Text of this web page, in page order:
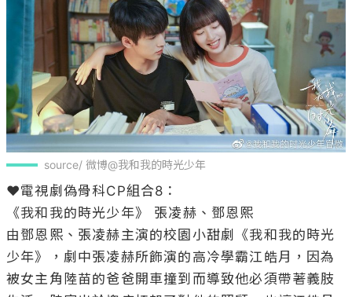
source/ 微博@我和我的時光少年
❤️電視劇偽骨科CP組合8：
《我和我的時光少年》 張凌赫、鄧恩熙
由鄧恩熙、張凌赫主演的校園小甜劇《我和我的時光
少年》，劇中張凌赫所飾演的高冷學霸江皓月，因為
被女主角陸苗的爸爸開車撞到而導致他必須帶著義肢